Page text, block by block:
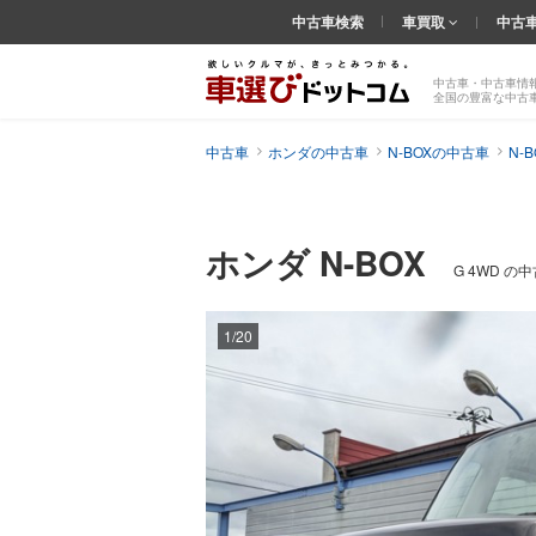
中古車・中古車情
全国の豊富な中古
中古車検索 車買取 中古
中古車 ホンダの中古車 N-BOXの中古車 N-
ホンダ N-BOX G 4WD の
1/20
画像